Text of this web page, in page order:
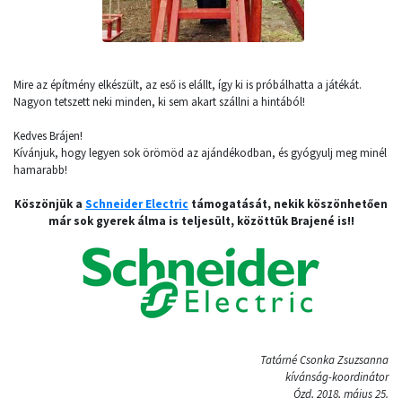
Mire az építmény elkészült, az eső is elállt, így ki is próbálhatta a játékát.
Nagyon tetszett neki minden, ki sem akart szállni a hintából!
Kedves Brájen!
Kívánjuk, hogy legyen sok örömöd az ajándékodban, és gyógyulj meg minél
hamarabb!
Köszönjük a Schneider Electric támogatását, nekik köszönhetően
már sok gyerek álma is teljesült, közöttük Brajené is!!
Tatárné Csonka Zsuzsanna
kívánság-koordinátor
Ózd, 2018, május 25.